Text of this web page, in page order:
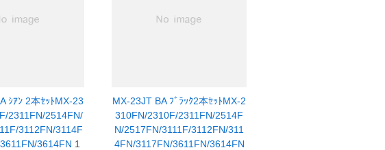
ｼｱﾝ 2本ｾｯﾄMX-23
2311FN/2514FN/
3112FN/3114F
3614FN 1
MX-23JT BA ﾌﾞﾗｯｸ2本ｾｯﾄMX-2
310FN/2310F/2311FN/2514F
N/2517FN/3111F/3112FN/311
4FN/3117FN/3611FN/3614FN